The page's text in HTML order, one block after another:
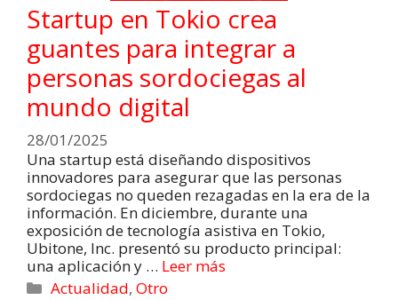
Startup en Tokio crea
guantes para integrar a
personas sordociegas al
mundo digital
28/01/2025
Una startup está diseñando dispositivos
innovadores para asegurar que las personas
sordociegas no queden rezagadas en la era de la
información. En diciembre, durante una
exposición de tecnología asistiva en Tokio,
Ubitone, Inc. presentó su producto principal:
una aplicación y … Leer más
Actualidad,Otro